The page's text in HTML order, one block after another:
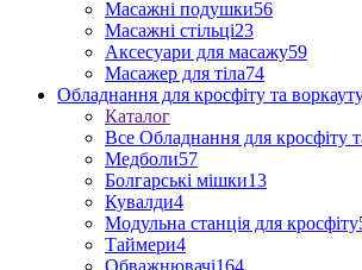
Масажні подушки56
Масажні стільці23
Аксесуари для масажу59
Масажер для тіла74
Обладнання для кросфіту та
Каталог
Все Обладнання для кросфіту
Медболи57
Болгарські мішки13
Кувалди4
Модульна станція для кросфіту
Таймери4
Обважнювачі164